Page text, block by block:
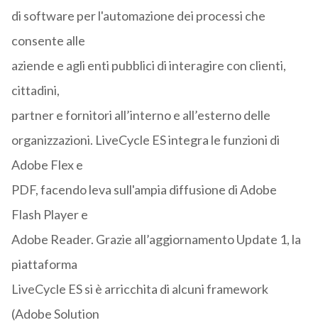
di software per l'automazione dei processi che
consente alle
aziende e agli enti pubblici di interagire con clienti,
cittadini,
partner e fornitori all’interno e all’esterno delle
organizzazioni. LiveCycle ES integra le funzioni di
Adobe Flex e
PDF, facendo leva sull'ampia diffusione di Adobe
Flash Player e
Adobe Reader. Grazie all’aggiornamento Update 1, la
piattaforma
LiveCycle ES si è arricchita di alcuni framework
(Adobe Solution